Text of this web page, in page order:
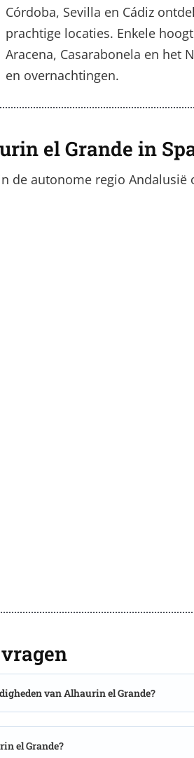
Córdoba, Sevilla en Cádiz
prachtige locaties. Enkele
Aracena, Casarabonela en het
en overnachtingen.
el Grande in
de autonome regio Andalusië
van Alhaurin el Grande?
el Grande?